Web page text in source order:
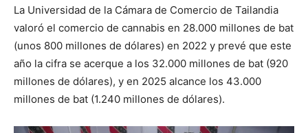
La Universidad de la Cámara de Comercio de Tailandia
valoró el comercio de cannabis en 28.000 millones de bat
(unos 800 millones de dólares) en 2022 y prevé que este
año la cifra se acerque a los 32.000 millones de bat (920
millones de dólares), y en 2025 alcance los 43.000
millones de bat (1.240 millones de dólares).